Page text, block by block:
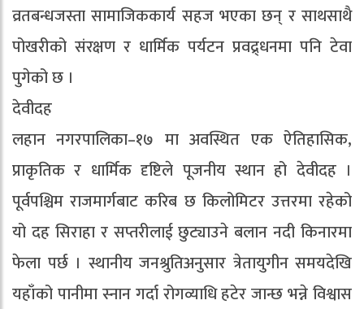
व्रतबन्धजस्ता सामाजिककार्य सहज भएका छन् र साथसाथै
पोखरीको संरक्षण र धार्मिक पर्यटन प्रवद्र्धनमा पनि टेवा
पुगेको छ ।
देवीदह
लहान नगरपालिका–१७ मा अवस्थित एक ऐतिहासिक,
प्राकृतिक र धार्मिक दृष्टिले पूजनीय स्थान हो देवीदह ।
पूर्वपश्चिम राजमार्गबाट करिब छ किलोमिटर उत्तरमा रहेको
यो दह सिराहा र सप्तरीलाई छुट्याउने बलान नदी किनारमा
फेला पर्छ । स्थानीय जनश्रुतिअनुसार त्रेतायुगीन समयदेखि
यहाँको पानीमा स्नान गर्दा रोगव्याधि हटेर जान्छ भन्ने विश्वास